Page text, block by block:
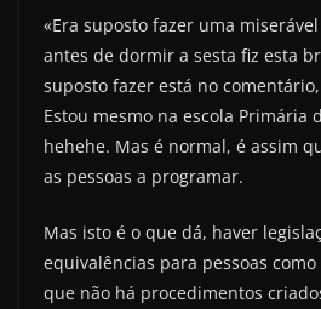
«Era suposto fazer uma
antes de dormir a sesta fiz esta
suposto fazer está no
Estou mesmo na escola Primária
hehehe. Mas é normal, é assim
as pessoas a programar.
Mas isto é o que dá, haver
equivalências para pessoas como
que não há procedimentos